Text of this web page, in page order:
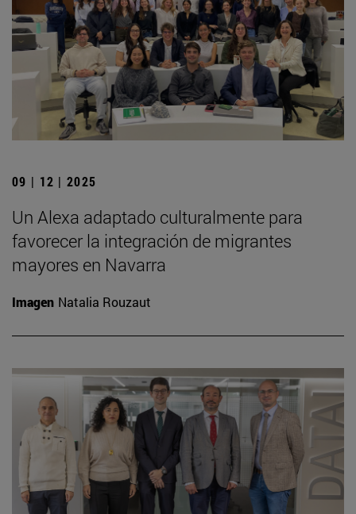
09 | 12 | 2025
Un Alexa adaptado culturalmente para
favorecer la integración de migrantes
mayores en Navarra
Imagen Natalia Rouzaut